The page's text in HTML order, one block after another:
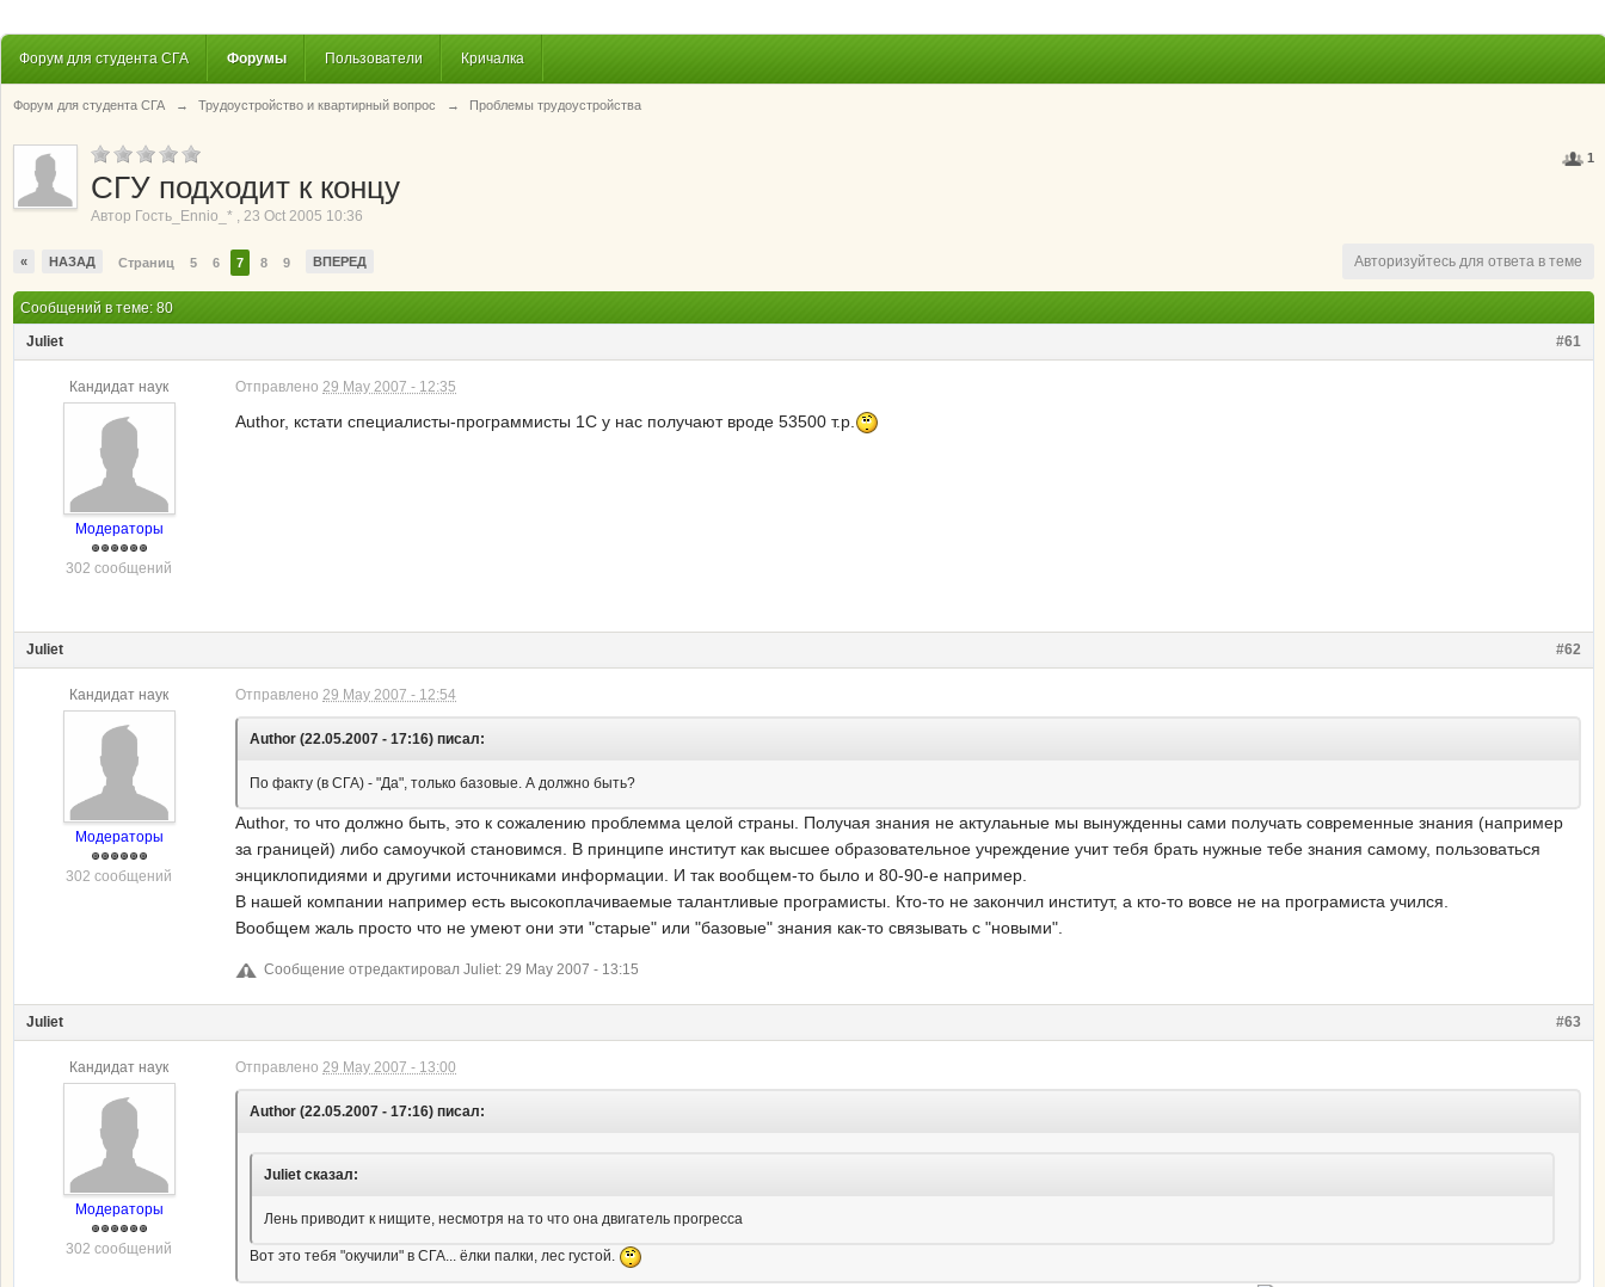
Форум для студента СГА Форумы Пользователи Кричалка
Форум для студента СГА → Трудоустройство и квартирный вопрос → Проблемы трудоустройства
1
СГУ подходит к концу
Автор Гость_Ennio_* , 23 Oct 2005 10:36
« НАЗАД Страниц 5 6 7 8 9 ВПЕРЕД Авторизуйтесь для ответа в теме
Сообщений в теме: 80
#61
Juliet
Кандидат наук
Модераторы
302 сообщений
Отправлено 29 May 2007 - 12:35
Author, кстати специалисты-программисты 1С у нас получают вроде 53500 т.р.
#62
Juliet
Кандидат наук
Модераторы
302 сообщений
Отправлено 29 May 2007 - 12:54
Author (22.05.2007 - 17:16) писал:
По факту (в СГА) - "Да", только базовые. А должно быть?
Author, то что должно быть, это к сожалению проблемма целой страны. Получая знания не актулаьные мы вынужденны сами получать современные знания (например
за границей) либо самоучкой становимся. В принципе институт как высшее образовательное учреждение учит тебя брать нужные тебе знания самому, пользоваться
энциклопидиями и другими источниками информации. И так вообщем-то было и 80-90-е например.
В нашей компании например есть высокоплачиваемые талантливые програмисты. Кто-то не закончил институт, а кто-то вовсе не на програмиста учился.
Вообщем жаль просто что не умеют они эти "старые" или "базовые" знания как-то связывать с "новыми".
Сообщение отредактировал Juliet: 29 May 2007 - 13:15
#63
Juliet
Кандидат наук
Модераторы
302 сообщений
Отправлено 29 May 2007 - 13:00
Author (22.05.2007 - 17:16) писал:
Juliet сказал:
Лень приводит к нищите, несмотря на то что она двигатель прогресса
Вот это тебя "окучили" в СГА... ёлки палки, лес густой.